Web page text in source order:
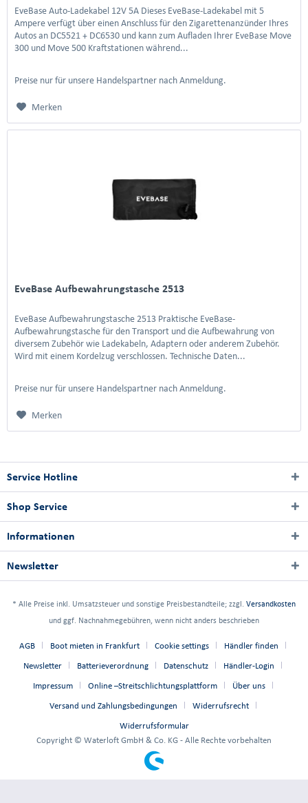
EveBase Auto-Ladekabel 12V 5A Dieses EveBase-Ladekabel mit 5
Ampere verfügt über einen Anschluss für den Zigarettenanzünder Ihres
Autos an DC5521 + DC6530 und kann zum Aufladen Ihrer EveBase Move
300 und Move 500 Kraftstationen während...
Preise nur für unsere Handelspartner nach Anmeldung.
Merken
EveBase Aufbewahrungstasche 2513
EveBase Aufbewahrungstasche 2513 Praktische EveBase-
Aufbewahrungstasche für den Transport und die Aufbewahrung von
diversem Zubehör wie Ladekabeln, Adaptern oder anderem Zubehör.
Wird mit einem Kordelzug verschlossen. Technische Daten...
Preise nur für unsere Handelspartner nach Anmeldung.
Merken
Service Hotline
Shop Service
Informationen
Newsletter
* Alle Preise inkl. Umsatzsteuer und sonstige Preisbestandteile; zzgl. Versandkosten
und ggf. Nachnahmegebühren, wenn nicht anders beschrieben
AGB Boot mieten in Frankfurt Cookie settings Händler finden
Newsletter Batterieverordnung Datenschutz Händler-Login
Impressum Online –Streitschlichtungsplattform Über uns
Versand und Zahlungsbedingungen Widerrufsrecht
Widerrufsformular
Copyright © Waterloft GmbH & Co. KG - Alle Rechte vorbehalten